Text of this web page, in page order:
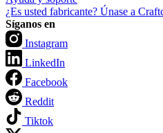
¿Es usted fabricante? Únase a
Síganos en
Instagram
LinkedIn
Facebook
Reddit
Tiktok